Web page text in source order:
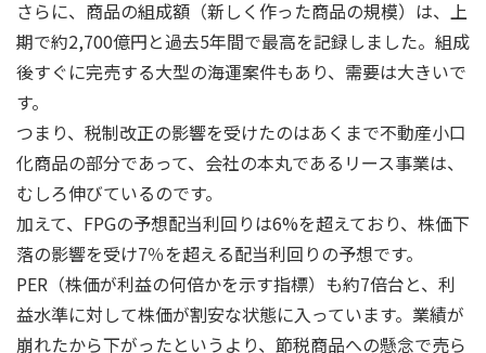
さらに、商品の組成額（新しく作った商品の規模）は、上
期で約2,700億円と過去5年間で最高を記録しました。組成
後すぐに完売する大型の海運案件もあり、需要は大きいで
す。
つまり、税制改正の影響を受けたのはあくまで不動産小口
化商品の部分であって、会社の本丸であるリース事業は、
むしろ伸びているのです。
加えて、FPGの予想配当利回りは6%を超えており、株価下
落の影響を受け7％を超える配当利回りの予想です。
PER（株価が利益の何倍かを示す指標）も約7倍台と、利
益水準に対して株価が割安な状態に入っています。業績が
崩れたから下がったというより、節税商品への懸念で売ら